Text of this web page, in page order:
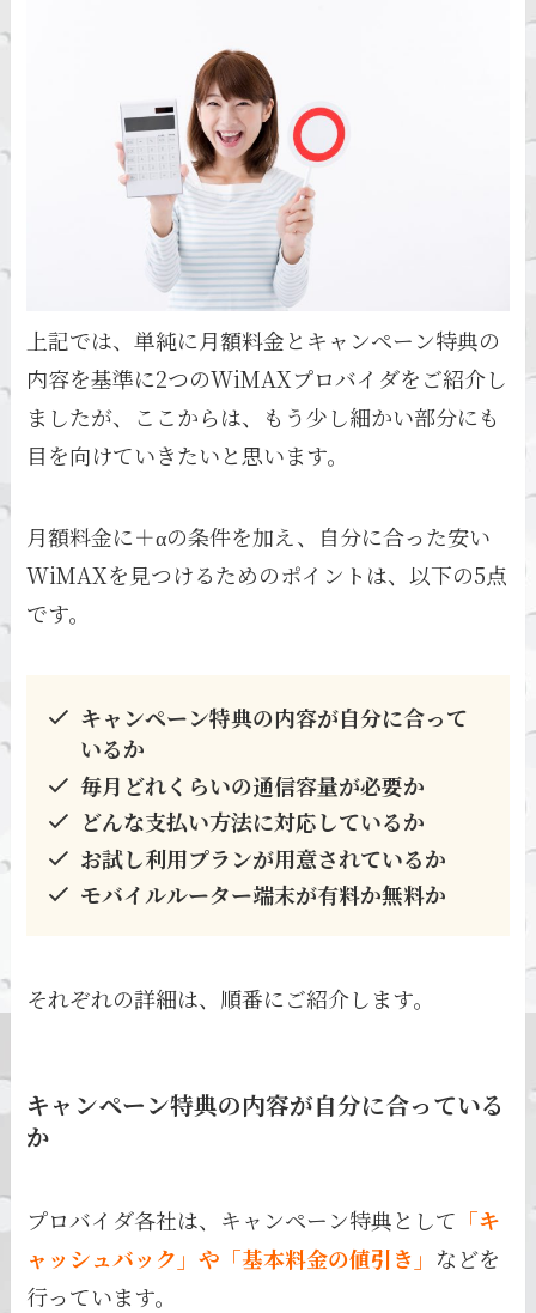
上記では、単純に月額料金とキャンペーン特典の
内容を基準に2つのWiMAXプロバイダをご紹介し
ましたが、ここからは、もう少し細かい部分にも
目を向けていきたいと思います。
月額料金に＋αの条件を加え、自分に合った安い
WiMAXを見つけるためのポイントは、以下の5点
です。
キャンペーン特典の内容が自分に合って
いるか
毎月どれくらいの通信容量が必要か
どんな支払い方法に対応しているか
お試し利用プランが用意されているか
モバイルルーター端末が有料か無料か
それぞれの詳細は、順番にご紹介します。
キャンペーン特典の内容が自分に合っている
か
プロバイダ各社は、キャンペーン特典として 「キ
ャッシュバック」や「基本料金の値引き」 などを
行っています。